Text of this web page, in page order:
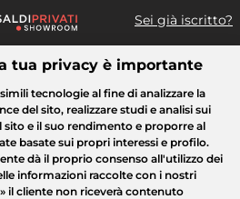
Sei già iscritto?
Casa Bellezza Elettrodomestici
tua privacy è importante
tecnologie al fine di analizzare la
del sito, realizzare studi e analisi sui
e il suo rendimento e proporre al
basate sui propri interessi e profilo.
dà il proprio consenso all'utilizzo dei
informazioni raccolte con i nostri
il cliente non riceverà contenuto